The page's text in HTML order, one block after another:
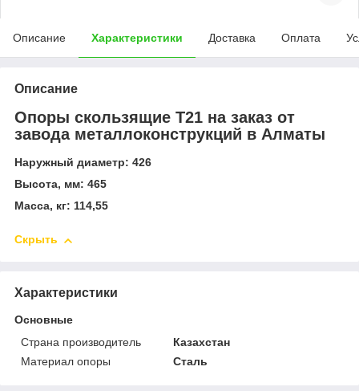
Описание Характеристики Доставка Оплата
Описание
Опоры скользящие Т21 на заказ от
завода металлоконструкций в Алматы
Наружный диаметр: 426
Высота, мм: 465
Масса, кг: 114,55
Скрыть
Характеристики
Основные
Страна производитель
Казахстан
Материал опоры
Сталь